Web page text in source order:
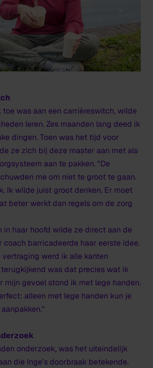
was aan een carrièreswitch, wilde
leren. Zes maanden lang deed ik
dingen. Toen was het tijd voor
ze zich bij deze master aan met als
aan te pakken. "De
me om niet te groot te gaan.
Ik wilde juist groot denken. Er moet
beter werkt dan regels om de zorg
in haar hoofd wilde ze direct aan de
coach barricadeerde haar eerste idee.
vertraging werd ik alle kanten
was dat precies wat ik
mijn gevoel stond ik met lege handen.
alleen met lege handen kun je
onderzoek, was het uiteindelijk
die Inge’s doorbraak betekende.